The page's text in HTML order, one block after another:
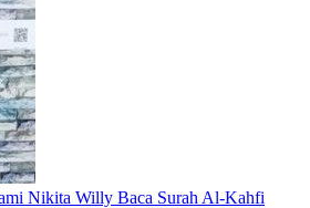
Nikita Willy Baca Surah Al-Kahfi